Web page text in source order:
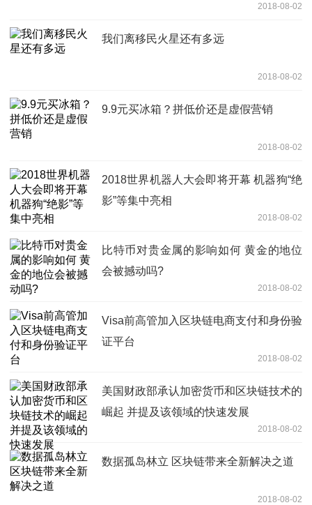
2018-08-02
我们离移民火星还有多远
2018-08-02
9.9元买冰箱？拼低价还是虚假营销
2018-08-02
2018世界机器人大会即将开幕 机器狗“绝
影”等集中亮相
2018-08-02
比特币对贵金属的影响如何 黄金的地位
会被撼动吗?
2018-08-02
Visa前高管加入区块链电商支付和身份验
证平台
2018-08-02
美国财政部承认加密货币和区块链技术的
崛起 并提及该领域的快速发展
2018-08-02
数据孤岛林立 区块链带来全新解决之道
2018-08-02